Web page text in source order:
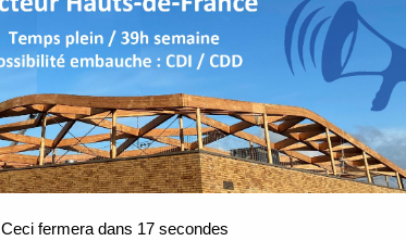
Ceci fermera dans 16secondes